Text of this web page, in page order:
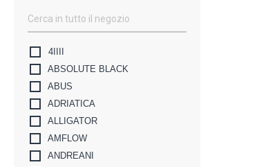
4IIII
ABSOLUTE BLACK
ABUS
ADRIATICA
ALLIGATOR
AMFLOW
ANDREANI